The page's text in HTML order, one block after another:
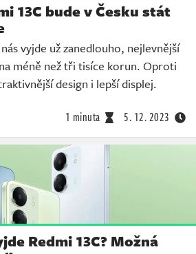
13C bude v Česku stát
vyjde už zanedlouho, nejlevnější
méně než tři tisíce korun. Oproti
design i lepší displej.
1 minuta 5. 12. 2023
Redmi 13C? Možná